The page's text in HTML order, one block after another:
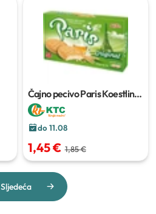
Čajno pecivo Paris Koestlin
225 g
do 11.08
1,45 € 1,85 €
Sljedeća